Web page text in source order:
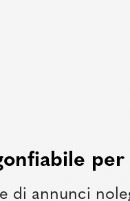
di annunci